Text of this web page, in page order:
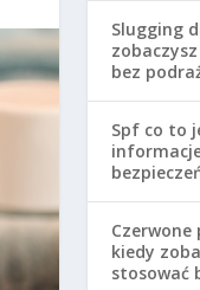
Slugging
bez
Spf co to
kiedy
stosować